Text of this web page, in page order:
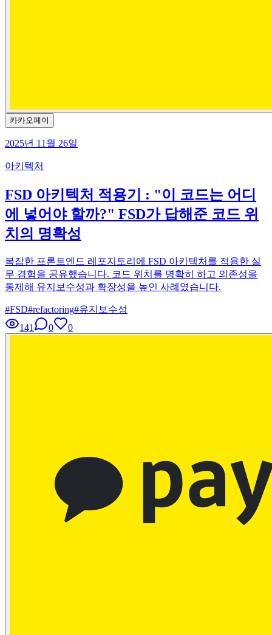
카카오페이
2025년 11월 26일
아키텍처
FSD 아키텍처 적용기 : "이 코드는 어디
에 넣어야 할까?" FSD가 답해준 코드 위
치의 명확성
복잡한 프론트엔드 레포지토리에 FSD 아키텍처를 적용한 실
무 경험을 공유했습니다. 코드 위치를 명확히 하고 의존성을
통제해 유지보수성과 확장성을 높인 사례였습니다.
#FSD#refactoring#유지보수성
141
0 0